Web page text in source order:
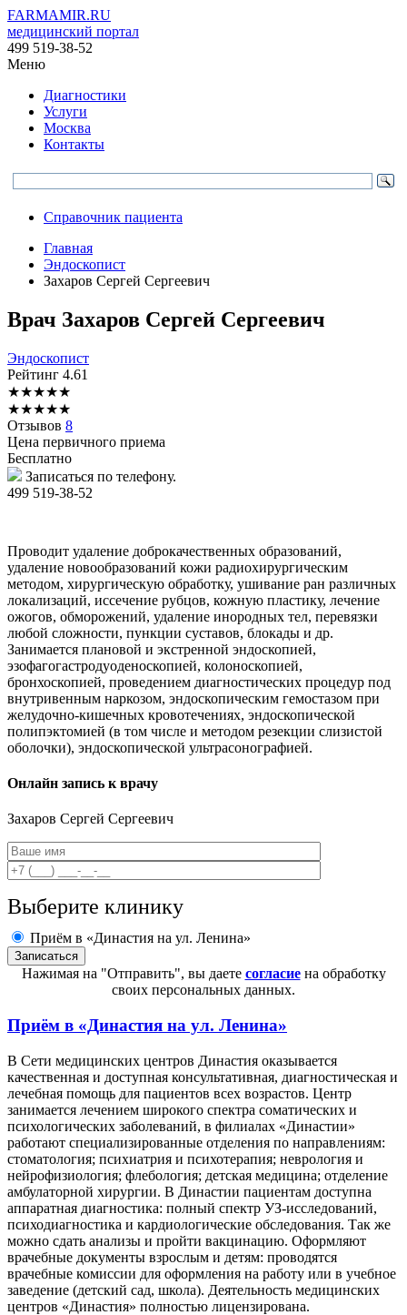
FARMAMIR.RU
медицинский портал
499 519-38-52
Меню
Диагностики
Услуги
Москва
Контакты
Справочник пациента
Главная
Эндоскопист
Захаров Сергей Сергеевич
Врач Захаров Сергей Сергеевич
Эндоскопист
Рейтинг 4.61
★★★★★
★★★★★
Отзывов 8
Цена первичного приема
Бесплатно
Записаться по телефону.
499 519-38-52
Проводит удаление доброкачественных образований,
удаление новообразований кожи радиохирургическим
методом, хирургическую обработку, ушивание ран различных
локализаций, иссечение рубцов, кожную пластику, лечение
ожогов, обморожений, удаление инородных тел, перевязки
любой сложности, пункции суставов, блокады и др.
Занимается плановой и экстренной эндоскопией,
эзофагогастродуоденоскопией, колоноскопией,
бронхоскопией, проведением диагностических процедур под
внутривенным наркозом, эндоскопическим гемостазом при
желудочно-кишечных кровотечениях, эндоскопической
полипэктомией (в том числе и методом резекции слизистой
оболочки), эндоскопической ультрасонографией.
Онлайн запись к врачу
Захаров Сергей Сергеевич
Выберите клинику
Приём в «Династия на ул. Ленина»
Нажимая на "Отправить", вы даете согласиена обработку
своих персональных данных.
Приём в «Династия на ул. Ленина»
В Сети медицинских центров Династия оказывается
качественная и доступная консультативная, диагностическая и
лечебная помощь для пациентов всех возрастов. Центр
занимается лечением широкого спектра соматических и
психологических заболеваний, в филиалах «Династии»
работают специализированные отделения по направлениям:
стоматология; психиатрия и психотерапия; неврология и
нейрофизиология; флебология; детская медицина; отделение
амбулаторной хирургии. В Династии пациентам доступна
аппаратная диагностика: полный спектр УЗ-исследований,
психодиагностика и кардиологические обследования. Так же
можно сдать анализы и пройти вакцинацию. Оформляют
врачебные документы взрослым и детям: проводятся
врачебные комиссии для оформления на работу или в учебное
заведение (детский сад, школа). Деятельность медицинских
центров «Династия» полностью лицензирована.